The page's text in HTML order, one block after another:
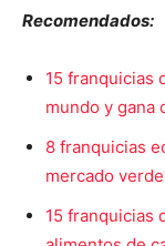
Recomendados:
15 franquicias
mundo y gana
8 franquicias
mercado
15 franquicias